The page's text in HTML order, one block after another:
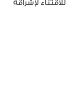
لإشراقة